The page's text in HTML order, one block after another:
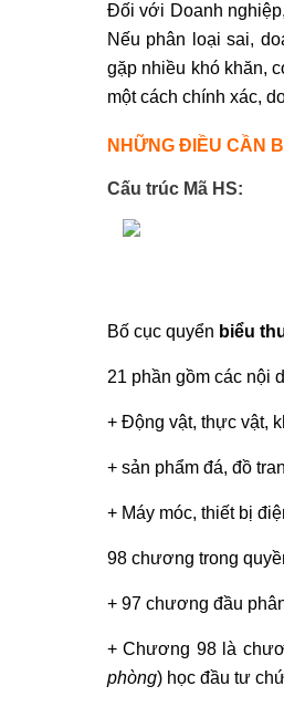
Đối với Doanh
Nếu phân loại sai,
gặp nhiều khó khăn,
một cách chính xác,
NHỮNG ĐIỀU CẦN
Cấu trúc Mã HS:
Bố cục quyển biểu
21 phần gồm các nội
+ Động vật, thực vật,
+ sản phẩm đá, đồ
+ Máy móc, thiết bị
98 chương trong
+ 97 chương đầu
+ Chương 98 là
phòng) học đầu tư